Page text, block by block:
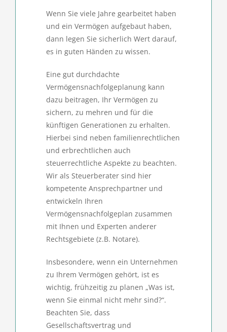
Wenn Sie viele Jahre gearbeitet haben
und ein Vermögen aufgebaut haben,
dann legen Sie sicherlich Wert darauf,
es in guten Händen zu wissen.
Eine gut durchdachte
Vermögensnachfolgeplanung kann
dazu beitragen, Ihr Vermögen zu
sichern, zu mehren und für die
künftigen Generationen zu erhalten.
Hierbei sind neben familienrechtlichen
und erbrechtlichen auch
steuerrechtliche Aspekte zu beachten.
Wir als Steuerberater sind hier
kompetente Ansprechpartner und
entwickeln Ihren
Vermögensnachfolgeplan zusammen
mit Ihnen und Experten anderer
Rechtsgebiete (z.B. Notare).
Insbesondere, wenn ein Unternehmen
zu Ihrem Vermögen gehört, ist es
wichtig, frühzeitig zu planen „Was ist,
wenn Sie einmal nicht mehr sind?“.
Beachten Sie, dass
Gesellschaftsvertrag und